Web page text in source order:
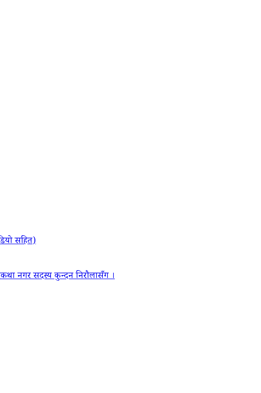
सहित)
नगर सदस्य कुन्दन निरौलासँग ।